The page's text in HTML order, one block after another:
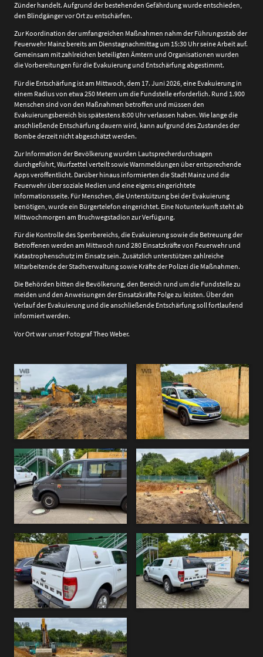
Zünder handelt. Aufgrund der bestehenden Gefährdung wurde entschieden,
den Blindgänger vor Ort zu entschärfen.
Zur Koordination der umfangreichen Maßnahmen nahm der Führungsstab der
Feuerwehr Mainz bereits am Dienstagnachmittag um 15:30 Uhr seine Arbeit auf.
Gemeinsam mit zahlreichen beteiligten Ämtern und Organisationen wurden
die Vorbereitungen für die Evakuierung und Entschärfung abgestimmt.
Für die Entschärfung ist am Mittwoch, dem 17. Juni 2026, eine Evakuierung in
einem Radius von etwa 250 Metern um die Fundstelle erforderlich. Rund 1.900
Menschen sind von den Maßnahmen betroffen und müssen den
Evakuierungsbereich bis spätestens 8:00 Uhr verlassen haben. Wie lange die
anschließende Entschärfung dauern wird, kann aufgrund des Zustandes der
Bombe derzeit nicht abgeschätzt werden.
Zur Information der Bevölkerung wurden Lautsprecherdurchsagen
durchgeführt, Wurfzettel verteilt sowie Warnmeldungen über entsprechende
Apps veröffentlicht. Darüber hinaus informierten die Stadt Mainz und die
Feuerwehr über soziale Medien und eine eigens eingerichtete
Informationsseite. Für Menschen, die Unterstützung bei der Evakuierung
benötigen, wurde ein Bürgertelefon eingerichtet. Eine Notunterkunft steht ab
Mittwochmorgen am Bruchwegstadion zur Verfügung.
Für die Kontrolle des Sperrbereichs, die Evakuierung sowie die Betreuung der
Betroffenen werden am Mittwoch rund 280 Einsatzkräfte von Feuerwehr und
Katastrophenschutz im Einsatz sein. Zusätzlich unterstützen zahlreiche
Mitarbeitende der Stadtverwaltung sowie Kräfte der Polizei die Maßnahmen.
Die Behörden bitten die Bevölkerung, den Bereich rund um die Fundstelle zu
meiden und den Anweisungen der Einsatzkräfte Folge zu leisten. Über den
Verlauf der Evakuierung und die anschließende Entschärfung soll fortlaufend
informiert werden.
Vor Ort war unser Fotograf Theo Weber.